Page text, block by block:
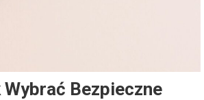
Bezpieczne